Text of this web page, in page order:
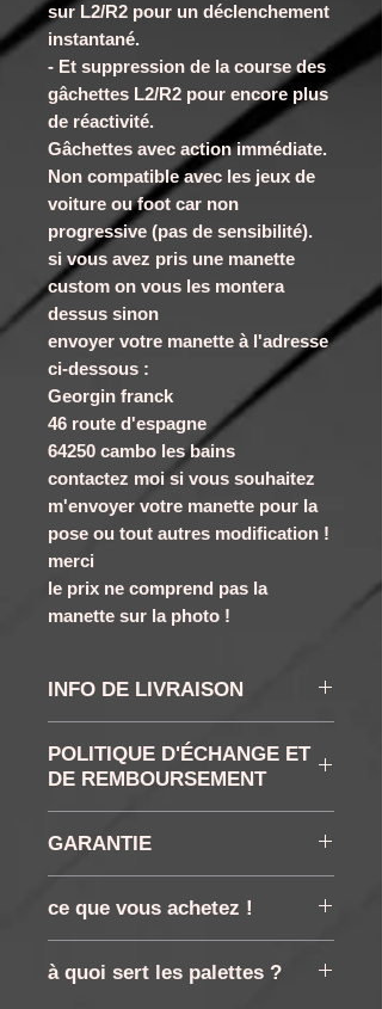
sur L2/R2 pour un déclenchement
instantané.
- Et suppression de la course des
gâchettes L2/R2 pour encore plus
de réactivité.
Gâchettes avec action immédiate.
Non compatible avec les jeux de
voiture ou foot car non
progressive (pas de sensibilité).
si vous avez pris une manette
custom on vous les montera
dessus sinon
envoyer votre manette à l'adresse
ci-dessous :
Georgin franck
46 route d'espagne
64250 cambo les bains
contactez moi si vous souhaitez
m'envoyer votre manette pour la
pose ou tout autres modification !
merci
le prix ne comprend pas la
manette sur la photo !
INFO DE LIVRAISON
Les délais pour la
pose sont de 3j maxi !
POLITIQUE D'ÉCHANGE ET
DE REMBOURSEMENT
droit de rétractation de 14
réception de votre
GARANTIE
manette neuve 1 an
ce que vous achetez !
manette sur la photo, mais
à quoi sert les palettes ?